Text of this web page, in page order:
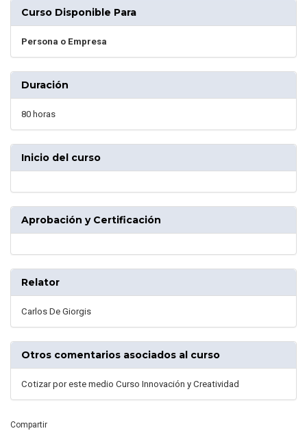
Curso Disponible Para
Persona o Empresa
Duración
80 horas
Inicio del curso
Aprobación y Certificación
Relator
Carlos De Giorgis
Otros comentarios asociados al curso
Cotizar por este medio Curso Innovación y Creatividad
Compartir